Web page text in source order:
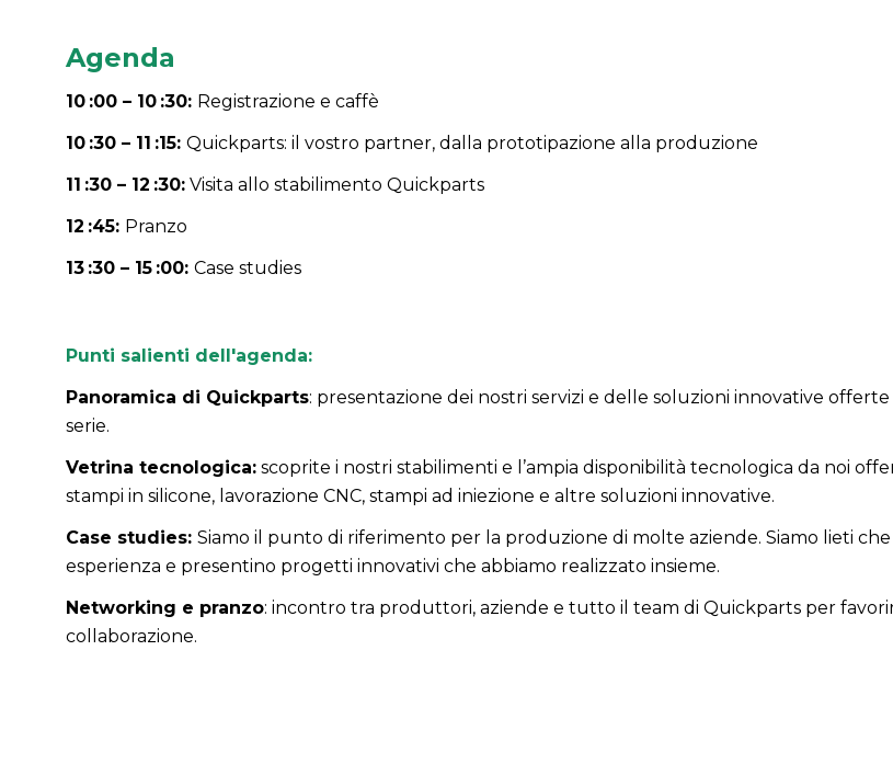
Agenda
10 :00 – 10 :30: Registrazione e caffè
10 :30 – 11 :15: Quickparts: il vostro partner, dalla prototipazione alla produzione
11 :30 – 12 :30: Visita allo stabilimento Quickparts
12 :45: Pranzo
13 :30 – 15 :00: Case studies
Punti salienti dell'agenda:
Panoramica di Quickparts: presentazione dei nostri servizi e delle soluzioni innovative
serie.
Vetrina tecnologica: scoprite i nostri stabilimenti e l’ampia disponibilità tecnologica da noi
stampi in silicone, lavorazione CNC, stampi ad iniezione e altre soluzioni innovative.
Case studies: Siamo il punto di riferimento per la produzione di molte aziende. Siamo lieti
esperienza e presentino progetti innovativi che abbiamo realizzato insieme.
Networking e pranzo: incontro tra produttori, aziende e tutto il team di Quickparts per
collaborazione.